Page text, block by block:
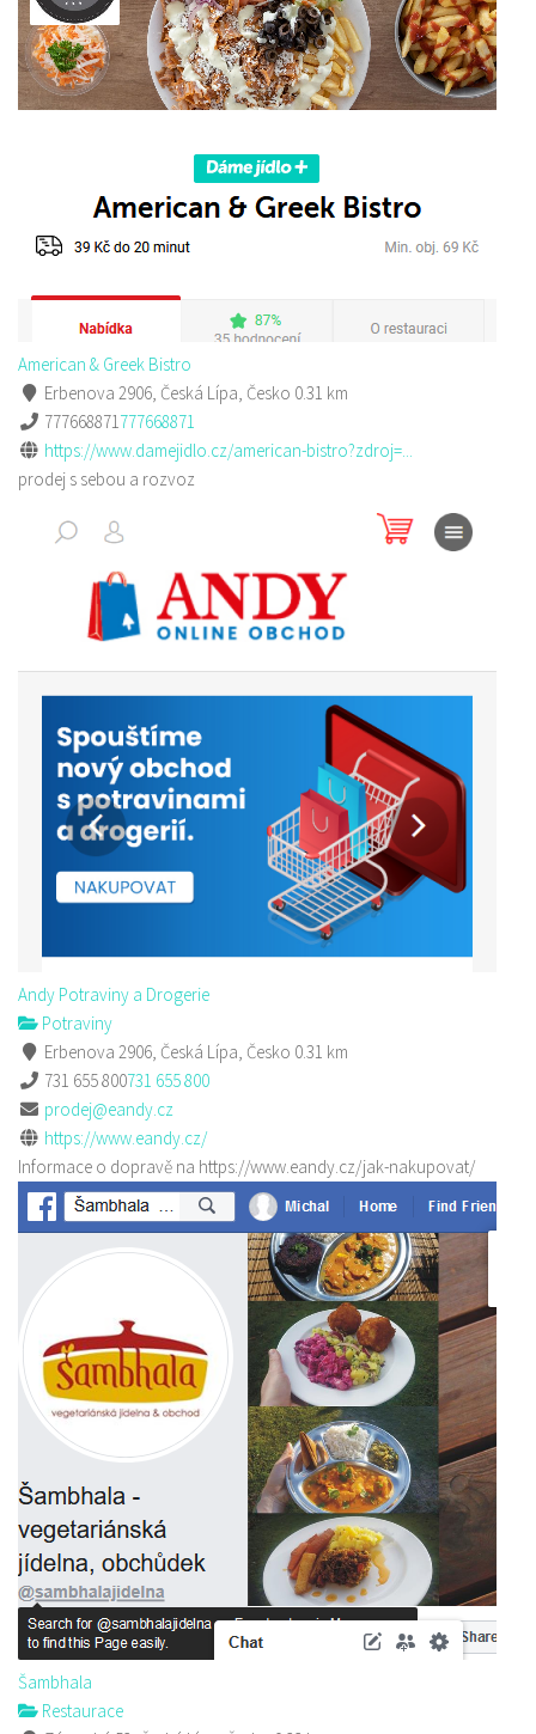
American & Greek Bistro
Erbenova 2906, Česká Lípa, Česko 0.31 km
777668871777668871
https://www.damejidlo.cz/american-bistro?zdroj=...
prodej s sebou a rozvoz
Andy Potraviny a Drogerie
Potraviny
Erbenova 2906, Česká Lípa, Česko 0.31 km
731 655 800731 655 800
prodej@eandy.cz
https://www.eandy.cz/
Informace o dopravě na https://www.eandy.cz/jak-nakupovat/
Šambhala
Restaurace